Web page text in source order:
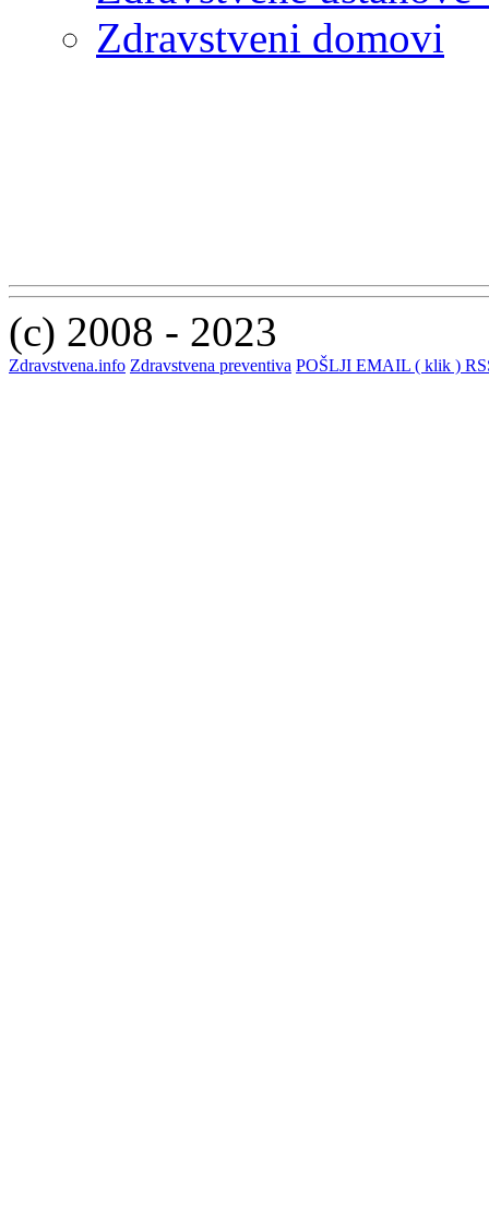
Zdravstveni domovi
(c) 2008 - 2023
Zdravstvena.info Zdravstvena preventiva POŠLJI EMAIL ( klik )